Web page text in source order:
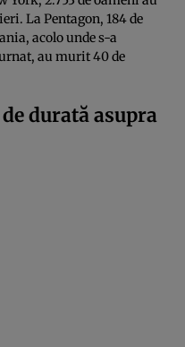
La Pentagon, 184 de
acolo unde s-a
au murit 40 de
durată asupra